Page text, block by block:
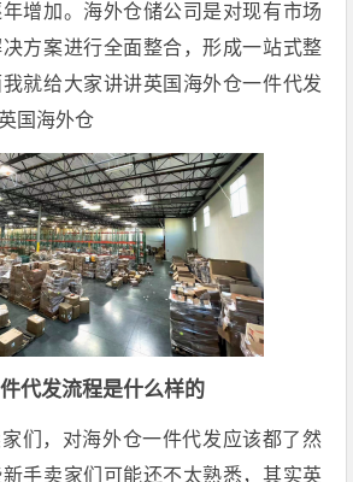
增加。海外仓储公司是对现有市场
方案进行全面整合，形成一站式整
就给大家讲讲英国海外仓一件代发
国海外仓
代发流程是什么样的
们，对海外仓一件代发应该都了然
手卖家们可能还不太熟悉，其实英